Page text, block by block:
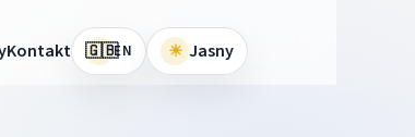
Kontakt 🇬🇧EN ☀ Jasny